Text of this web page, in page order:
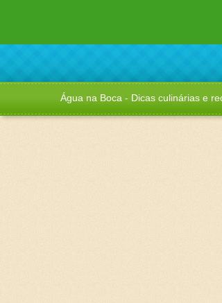
Água na Boca - Dicas culinárias e